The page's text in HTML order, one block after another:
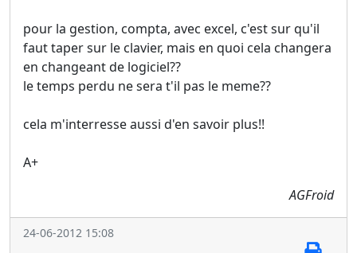
pour la gestion, compta, avec excel, c'est sur qu'il
faut taper sur le clavier, mais en quoi cela changera
en changeant de logiciel??
le temps perdu ne sera t'il pas le meme??
cela m'interresse aussi d'en savoir plus!!
A+
AGFroid
24-06-2012 15:08